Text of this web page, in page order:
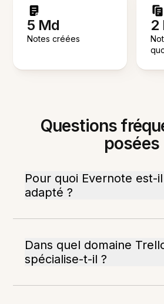
5 Md
Notes créées
2
Questions
posées
Pour quoi Evernote est-
adapté ?
Dans quel domaine
spécialise-t-il ?